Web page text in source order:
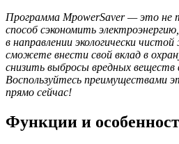
Программа MpowerSaver — это не
способ сэкономить
в направлении экологически
сможете внести свой вклад в
снизить выбросы вредных веществ
Воспользуйтесь преимуществами
прямо сейчас!
Функции и